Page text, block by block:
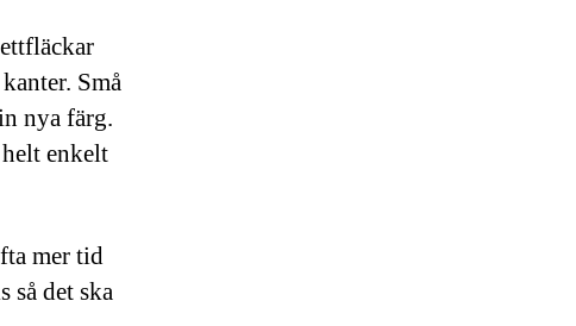
Små
nya färg.
enkelt
mer tid
så det ska